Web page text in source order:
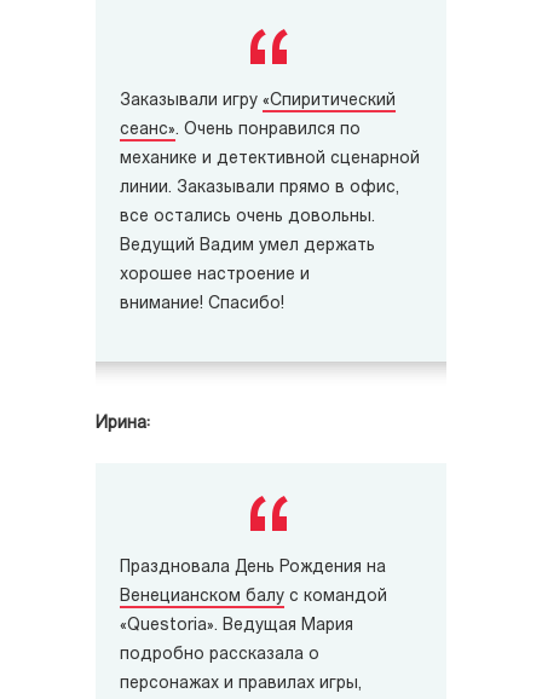
Заказывали игру «Спиритический
сеанс». Очень понравился по
механике и детективной сценарной
линии. Заказывали прямо в офис,
все остались очень довольны.
Ведущий Вадим умел держать
хорошее настроение и
внимание! Спасибо!
Ирина:
Праздновала День Рождения на
Венецианском балу с командой
«Questoria». Ведущая Мария
подробно рассказала о
персонажах и правилах игры,